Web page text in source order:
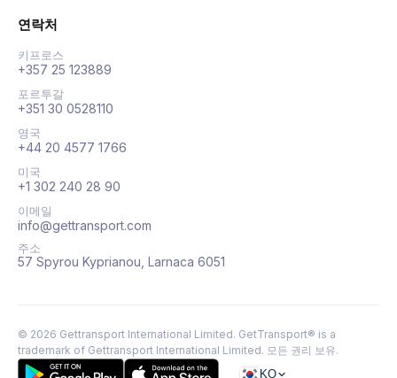
연락처
키프로스
+357 25 123889
포르투갈
+351 30 0528110
영국
+44 20 4577 1766
미국
+1 302 240 28 90
이메일
info@gettransport.com
주소
57 Spyrou Kyprianou, Larnaca 6051
© 2026 Gettransport International Limited. GetTransport® is a
trademark of Gettransport International Limited. 모든 권리 보유.
KO